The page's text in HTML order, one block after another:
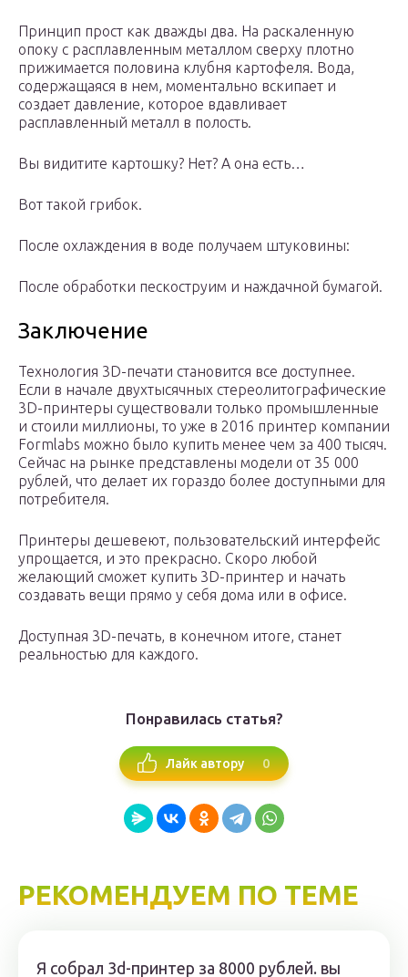
Принцип прост как дважды два. На раскаленную
опоку с расплавленным металлом сверху плотно
прижимается половина клубня картофеля. Вода,
содержащаяся в нем, моментально вскипает и
создает давление, которое вдавливает
расплавленный металл в полость.
Вы видитите картошку? Нет? А она есть…
Вот такой грибок.
После охлаждения в воде получаем штуковины:
После обработки пескоструим и наждачной бумагой.
Заключение
Технология 3D-печати становится все доступнее.
Если в начале двухтысячных стереолитографические
3D-принтеры существовали только промышленные
и стоили миллионы, то уже в 2016 принтер компании
Formlabs можно было купить менее чем за 400 тысяч.
Сейчас на рынке представлены модели от 35 000
рублей, что делает их гораздо более доступными для
потребителя.
Принтеры дешевеют, пользовательский интерфейс
упрощается, и это прекрасно. Скоро любой
желающий сможет купить 3D-принтер и начать
создавать вещи прямо у себя дома или в офисе.
Доступная 3D-печать, в конечном итоге, станет
реальностью для каждого.
Понравилась статья?
Лайк автору 0
РЕКОМЕНДУЕМ ПО ТЕМЕ
Я собрал 3d-принтер за 8000 рублей. вы